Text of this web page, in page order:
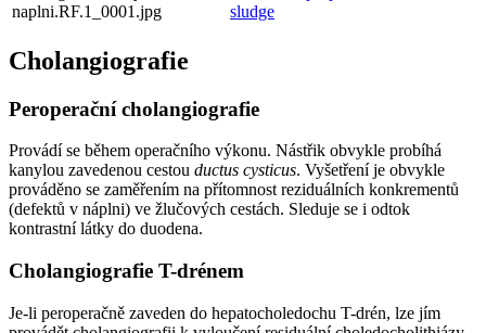
sludge
Cholangiografie
Peroperační cholangiografie
Provádí se během operačního výkonu. Nástřik obvykle probíhá
kanylou zavedenou cestou ductus cysticus. Vyšetření je obvykle
prováděno se zaměřením na přítomnost reziduálních konkrementů
(defektů v náplni) ve žlučových cestách. Sleduje se i odtok
kontrastní látky do duodena.
Cholangiografie T-drénem
Je-li peroperačně zaveden do hepatocholedochu T-drén, lze jím